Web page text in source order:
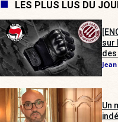
LES PLUS LUS DU
sur
Un